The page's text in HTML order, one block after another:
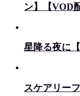
ン】【VOD
星降る夜に
スケアリー